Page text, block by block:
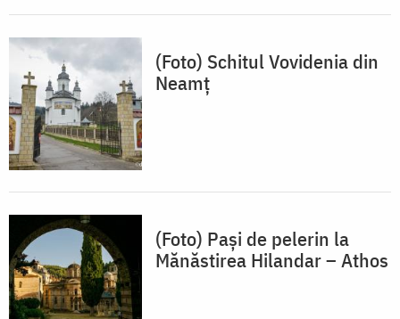
(Foto) Schitul Vovidenia din
Neamț
(Foto) Pași de pelerin la
Mănăstirea Hilandar – Athos